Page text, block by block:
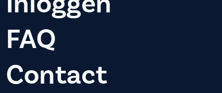
FAQ
Contact